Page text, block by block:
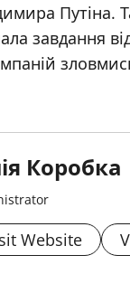
Путіна.
завдання
Коробка
Website